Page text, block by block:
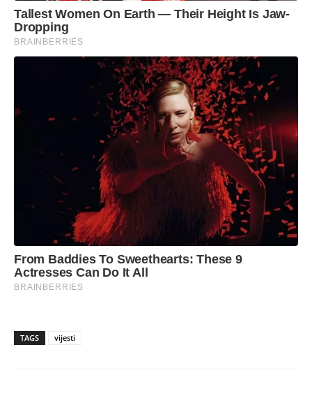
TAGS vijesti